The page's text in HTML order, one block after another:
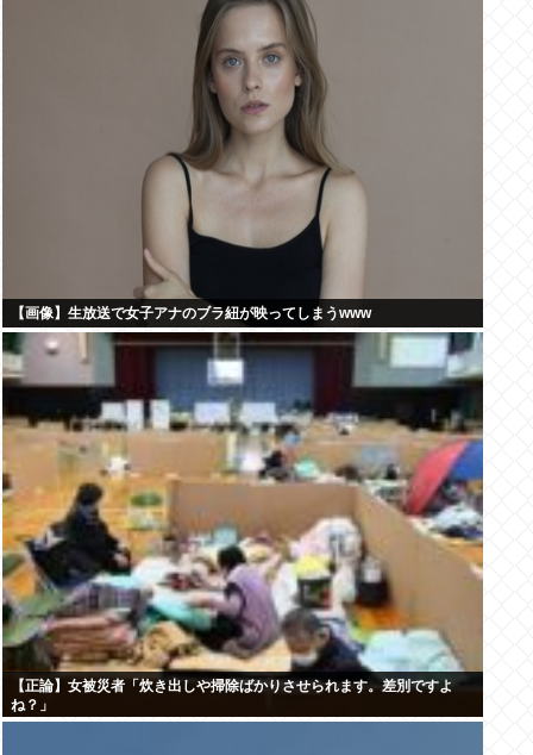
【画像】生放送で女子アナのブラ紐が映ってしまうwww
【正論】女被災者「炊き出しや掃除ばかりさせられます。差別ですよ
ね？」